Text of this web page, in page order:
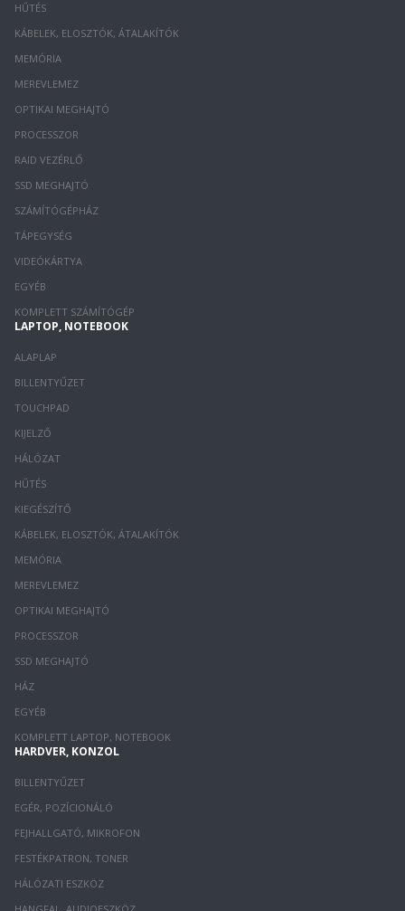
HŰTÉS
KÁBELEK, ELOSZTÓK, ÁTALAKÍTÓK
MEMÓRIA
MEREVLEMEZ
OPTIKAI MEGHAJTÓ
PROCESSZOR
RAID VEZÉRLŐ
SSD MEGHAJTÓ
SZÁMÍTÓGÉPHÁZ
TÁPEGYSÉG
VIDEÓKÁRTYA
EGYÉB
KOMPLETT SZÁMÍTÓGÉP
LAPTOP, NOTEBOOK
ALAPLAP
BILLENTYŰZET
TOUCHPAD
KIJELZŐ
HÁLÓZAT
HŰTÉS
KIEGÉSZÍTŐ
KÁBELEK, ELOSZTÓK, ÁTALAKÍTÓK
MEMÓRIA
MEREVLEMEZ
OPTIKAI MEGHAJTÓ
PROCESSZOR
SSD MEGHAJTÓ
HÁZ
EGYÉB
KOMPLETT LAPTOP, NOTEBOOK
HARDVER, KONZOL
BILLENTYŰZET
EGÉR, POZÍCIONÁLÓ
FEJHALLGATÓ, MIKROFON
FESTÉKPATRON, TONER
HÁLÓZATI ESZKÖZ